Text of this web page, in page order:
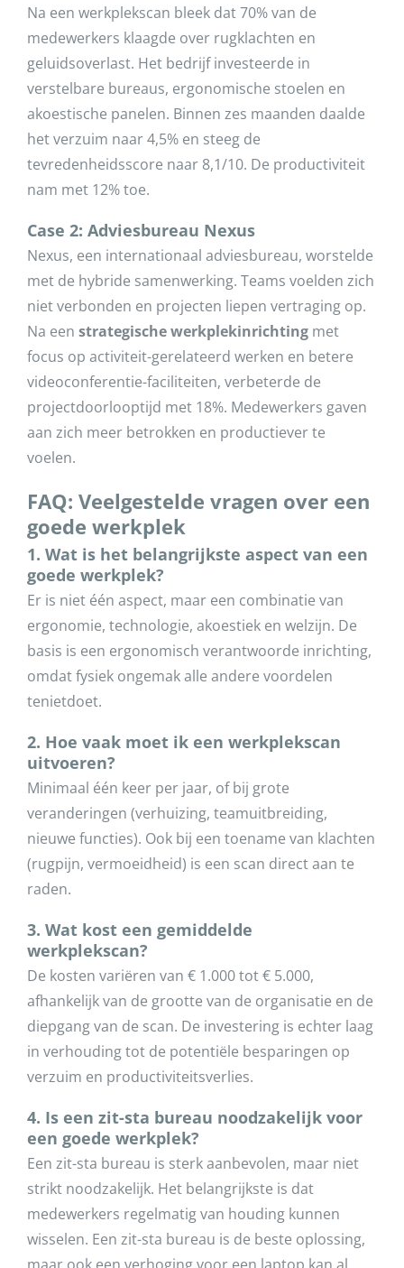
Na een werkplekscan bleek dat 70% van de
medewerkers klaagde over rugklachten en
geluidsoverlast. Het bedrijf investeerde in
verstelbare bureaus, ergonomische stoelen en
akoestische panelen. Binnen zes maanden daalde
het verzuim naar 4,5% en steeg de
tevredenheidsscore naar 8,1/10. De productiviteit
nam met 12% toe.
Case 2: Adviesbureau Nexus
Nexus, een internationaal adviesbureau, worstelde
met de hybride samenwerking. Teams voelden zich
niet verbonden en projecten liepen vertraging op.
Na een strategische werkplekinrichtingmet
focus op activiteit-gerelateerd werken en betere
videoconferentie-faciliteiten, verbeterde de
projectdoorlooptijd met 18%. Medewerkers gaven
aan zich meer betrokken en productiever te
voelen.
FAQ: Veelgestelde vragen over een
goede werkplek
1. Wat is het belangrijkste aspect van een
goede werkplek?
Er is niet één aspect, maar een combinatie van
ergonomie, technologie, akoestiek en welzijn. De
basis is een ergonomisch verantwoorde inrichting,
omdat fysiek ongemak alle andere voordelen
tenietdoet.
2. Hoe vaak moet ik een werkplekscan
uitvoeren?
Minimaal één keer per jaar, of bij grote
veranderingen (verhuizing, teamuitbreiding,
nieuwe functies). Ook bij een toename van klachten
(rugpijn, vermoeidheid) is een scan direct aan te
raden.
3. Wat kost een gemiddelde
werkplekscan?
De kosten variëren van € 1.000 tot € 5.000,
afhankelijk van de grootte van de organisatie en de
diepgang van de scan. De investering is echter laag
in verhouding tot de potentiële besparingen op
verzuim en productiviteitsverlies.
4. Is een zit-sta bureau noodzakelijk voor
een goede werkplek?
Een zit-sta bureau is sterk aanbevolen, maar niet
strikt noodzakelijk. Het belangrijkste is dat
medewerkers regelmatig van houding kunnen
wisselen. Een zit-sta bureau is de beste oplossing,
maar ook een verhoging voor een laptop kan al